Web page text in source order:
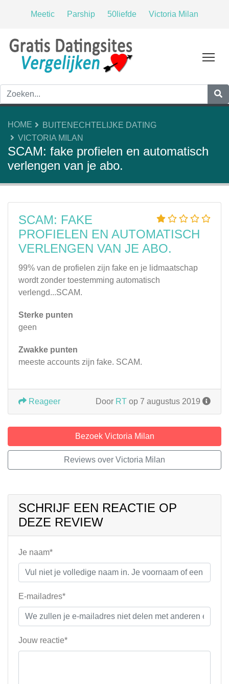
Meetic Parship 50liefde Victoria Milan
HOME
BUITENECHTELIJKE DATING
VICTORIA MILAN
SCAM: fake profielen en automatisch
verlengen van je abo.
SCAM: FAKE
PROFIELEN EN AUTOMATISCH
VERLENGEN VAN JE ABO.
99% van de profielen zijn fake en je lidmaatschap
wordt zonder toestemming automatisch
verlengd...SCAM.
Sterke punten
geen
Zwakke punten
meeste accounts zijn fake. SCAM.
Door RT op 7 augustus 2019
Reageer
Bezoek Victoria Milan
Reviews over Victoria Milan
SCHRIJF EEN REACTIE OP
DEZE REVIEW
Je naam*
E-mailadres*
Jouw reactie*